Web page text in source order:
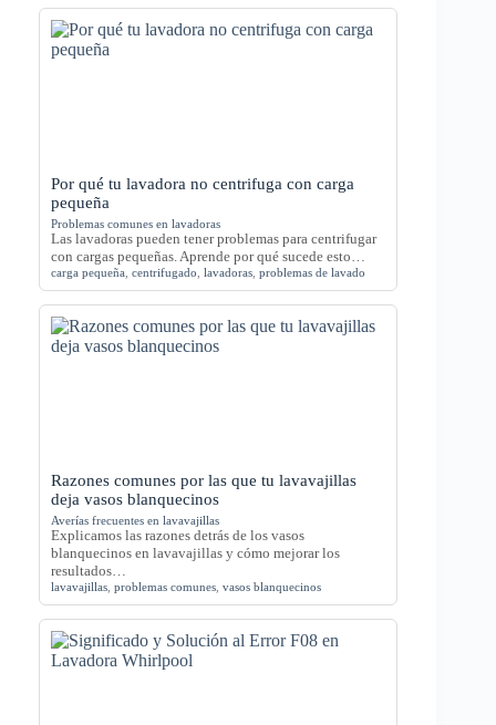
Por qué tu lavadora no centrifuga con carga
pequeña
Problemas comunes en lavadoras
Las lavadoras pueden tener problemas para centrifugar
con cargas pequeñas. Aprende por qué sucede esto…
carga pequeña centrifugado lavadoras problemas de lavado
Razones comunes por las que tu lavavajillas
deja vasos blanquecinos
Averías frecuentes en lavavajillas
Explicamos las razones detrás de los vasos
blanquecinos en lavavajillas y cómo mejorar los
resultados…
lavavajillas problemas comunes vasos blanquecinos